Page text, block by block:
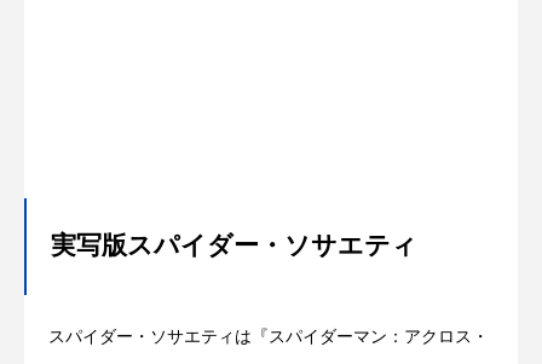
実写版スパイダー・ソサエティ
スパイダー・ソサエティは『スパイダーマン：アクロス・